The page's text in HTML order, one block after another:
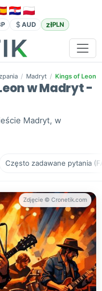
AUD złPLN
/ Madryt / Kings of Leon
w Madryt -
Madryt, w
Często zadawane pytania
Zdjęcie © Cronetik.com